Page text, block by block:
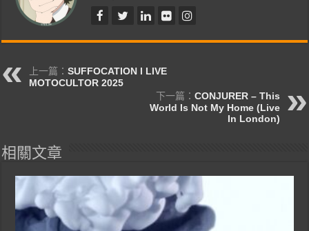
上一篇：SUFFOCATION l LIVE
MOTOCULTOR 2025
下一篇： CONJURER – This
World Is Not My Home (Live
In London)
相關文章